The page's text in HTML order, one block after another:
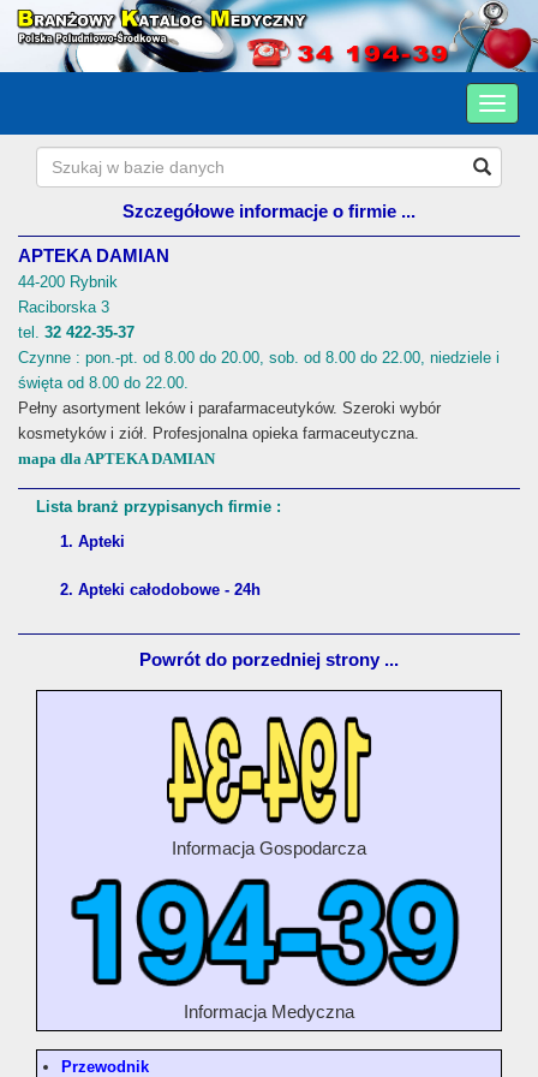
Szczegółowe informacje o firmie ...
APTEKA DAMIAN
44-200 Rybnik
Raciborska 3
tel. 32 422-35-37
Czynne : pon.-pt. od 8.00 do 20.00, sob. od 8.00 do 22.00, niedziele i
święta od 8.00 do 22.00.
Pełny asortyment leków i parafarmaceutyków. Szeroki wybór
kosmetyków i ziół. Profesjonalna opieka farmaceutyczna.
mapa dla APTEKA DAMIAN
Lista branż przypisanych firmie :
1. Apteki
2. Apteki całodobowe - 24h
Powrót do porzedniej strony ...
Informacja Gospodarcza
Informacja Medyczna
Przewodnik